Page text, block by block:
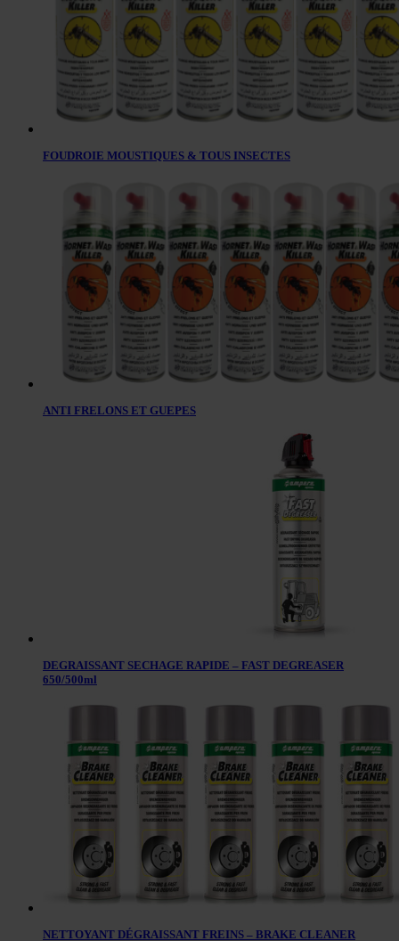
FOUDROIE MOUSTIQUES & TOUS INSECTES
ANTI FRELONS ET GUEPES
DEGRAISSANT SECHAGE RAPIDE – FAST DEGREASER
650/500ml
NETTOYANT DÉGRAISSANT FREINS – BRAKE CLEANER